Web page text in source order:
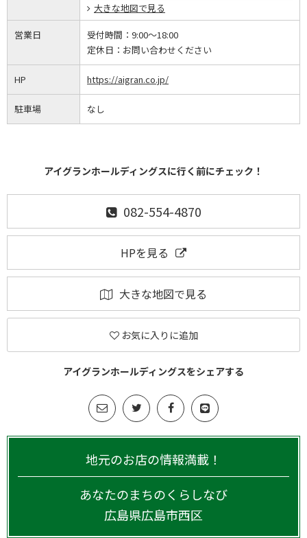
大きな地図で見る
営業日 受付時間： 9:00～18:00
定休日： お問い合わせください
HP https://aigran.co.jp/
駐車場 なし
アイグランホールディングスに行く前にチェック！
082-554-4870
HPを見る
大きな地図で見る
お気に入りに追加
アイグランホールディングスをシェアする
地元のお店の情報満載！
あなたのまちのくらしなび
広島県広島市西区